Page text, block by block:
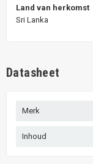
Land van herkomst
Sri Lanka
Datasheet
Merk
Inhoud